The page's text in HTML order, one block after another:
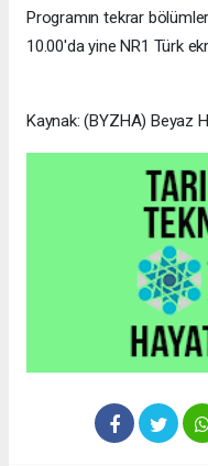
Programın tekrar
10.00'da yine NR1 Türk
Kaynak: (BYZHA) Beyaz